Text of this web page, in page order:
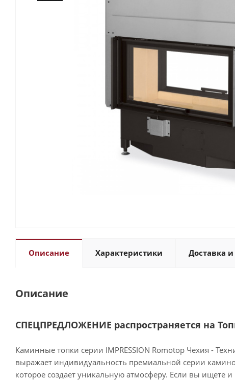
Описание Характеристики Доставка
Описание
СПЕЦПРЕДЛОЖЕНИЕ распространяется на
Каминные топки серии IMPRESSION Romotop Чехия -
выражает индивидуальность премиальной серии
которое создает уникальную атмосферу. Если вы ищете